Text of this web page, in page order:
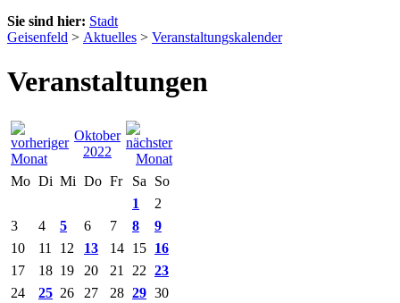
Sie sind hier: Stadt
Geisenfeld > Aktuelles > Veranstaltungskalender
Veranstaltungen
Oktober
2022
Mo Di Mi Do Fr Sa
So
1
2
3
4 5 6 7 8
9
10
11 12 13 14 15 16
17
18 19 20 21 22 23
24
25 26 27 28 29 30